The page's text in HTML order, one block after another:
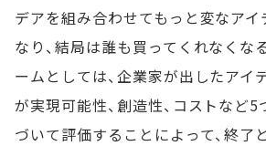
デアを組み合わせてもっと変なア
なり、結局は誰も買ってくれなくな
ームとしては、企業家が出したアイ
が実現可能性、創造性、コストなど
づいて評価することによって、終了